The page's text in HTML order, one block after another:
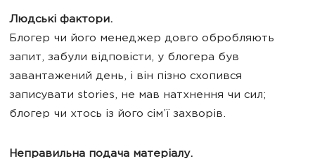
Людські фактори.
Блогер чи його менеджер довго обробляють
запит, забули відповісти, у блогера був
завантажений день, і він пізно схопився
записувати stories, не мав натхнення чи сил;
блогер чи хтось із його сім’ї захворів.
Неправильна подача матеріалу.